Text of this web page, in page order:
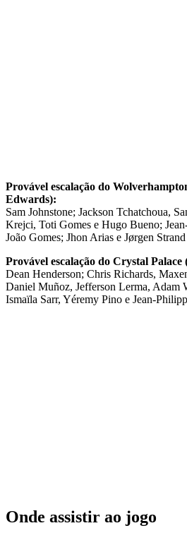
Provável escalação do
Edwards):
Sam Johnstone; Jackson Tchatchoua,
Krejci, Toti Gomes e Hugo Bueno;
João Gomes; Jhon Arias e Jørgen
Provável escalação do Crystal
Dean Henderson; Chris Richards,
Daniel Muñoz, Jefferson Lerma, Adam
Ismaïla Sarr, Yéremy Pino e Jean-
Onde assistir ao jogo